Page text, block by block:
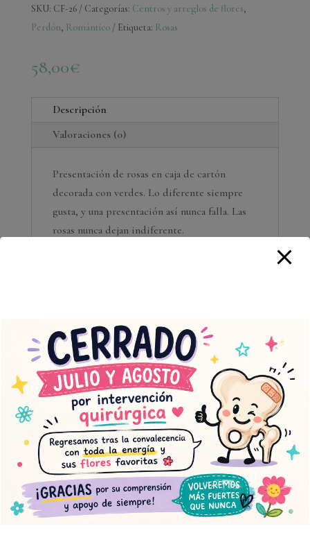
SKU: CF-26 Categorías: Centros y arreglos de flores,
Perdón, Romántico Etiqueta: Rosas
58,00€
Descripción
Valoraciones (0)
Presentación de rosas en caja de cartón
decorada con verdes. Lo diferente siempre
gusta, y una presentación así nunca falla. Las
rosas nunca dejan indiferente.
Productos relacionados